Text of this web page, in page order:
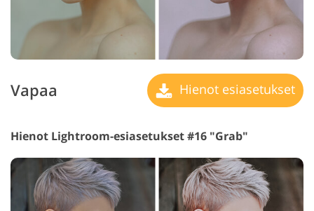
Vapaa Hienot esiasetukset
Hienot Lightroom-esiasetukset #16 "Grab"